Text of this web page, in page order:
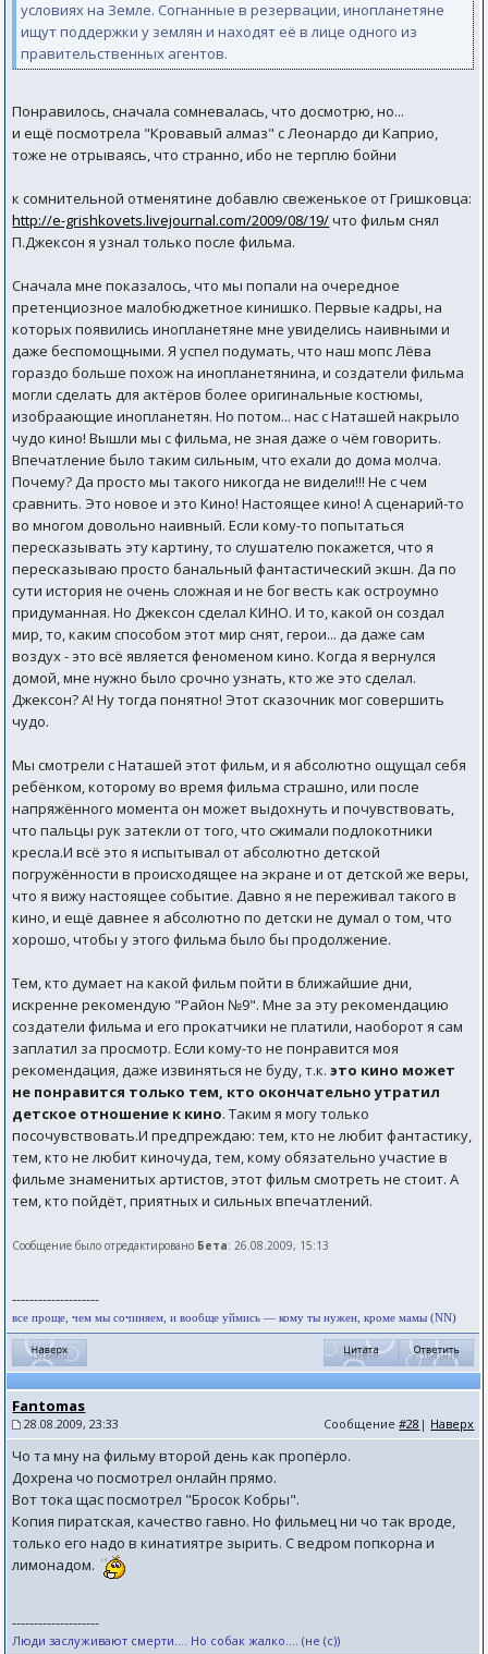
условиях на Земле. Согнанные в резервации, инопланетяне
ищут поддержки у землян и находят её в лице одного из
правительственных агентов.
Понравилось, сначала сомневалась, что досмотрю, но...
и ещё посмотрела "Кровавый алмаз" с Леонардо ди Каприо,
тоже не отрываясь, что странно, ибо не терплю бойни
к сомнительной отменятине добавлю свеженькое от Гришковца:
http://e-grishkovets.livejournal.com/2009/08/19/что фильм снял
П.Джексон я узнал только после фильма.
Сначала мне показалось, что мы попали на очередное
претенциозное малобюджетное кинишко. Первые кадры, на
которых появились инопланетяне мне увиделись наивными и
даже беспомощными. Я успел подумать, что наш мопс Лёва
гораздо больше похож на инопланетянина, и создатели фильма
могли сделать для актёров более оригинальные костюмы,
изобраающие инопланетян. Но потом... нас с Наташей накрыло
чудо кино! Вышли мы с фильма, не зная даже о чём говорить.
Впечатление было таким сильным, что ехали до дома молча.
Почему? Да просто мы такого никогда не видели!!! Не с чем
сравнить. Это новое и это Кино! Настоящее кино! А сценарий-то
во многом довольно наивный. Если кому-то попытаться
пересказывать эту картину, то слушателю покажется, что я
пересказываю просто банальный фантастический экшн. Да по
сути история не очень сложная и не бог весть как остроумно
придуманная. Но Джексон сделал КИНО. И то, какой он создал
мир, то, каким способом этот мир снят, герои... да даже сам
воздух - это всё является феноменом кино. Когда я вернулся
домой, мне нужно было срочно узнать, кто же это сделал.
Джексон? А! Ну тогда понятно! Этот сказочник мог совершить
чудо.
Мы смотрели с Наташей этот фильм, и я абсолютно ощущал себя
ребёнком, которому во время фильма страшно, или после
напряжённого момента он может выдохнуть и почувствовать,
что пальцы рук затекли от того, что сжимали подлокотники
кресла.И всё это я испытывал от абсолютно детской
погружённости в происходящее на экране и от детской же веры,
что я вижу настоящее событие. Давно я не переживал такого в
кино, и ещё давнее я абсолютно по детски не думал о том, что
хорошо, чтобы у этого фильма было бы продолжение.
Тем, кто думает на какой фильм пойти в ближайшие дни,
искренне рекомендую "Район №9". Мне за эту рекомендацию
создатели фильма и его прокатчики не платили, наоборот я сам
заплатил за просмотр. Если кому-то не понравится моя
рекомендация, даже извиняться не буду, т.к.это кино может
не понравится только тем, кто окончательно утратил
детское отношение к кино. Таким я могу только
посочувствовать.И предпреждаю: тем, кто не любит фантастику,
тем, кто не любит киночуда, тем, кому обязательно участие в
фильме знаменитых артистов, этот фильм смотреть не стоит. А
тем, кто пойдёт, приятных и сильных впечатлений.
Сообщение было отредактировано Бета: 26.08.2009, 15:13
--------------------
все проще, чем мы сочиняем, и вообще уймись — кому ты нужен, кроме мамы (NN)
Fantomas
28.08.2009, 23:33 Сообщение#28 | Наверх
Чо та мну на фильму второй день как пропёрло.
Дохрена чо посмотрел онлайн прямо.
Вот тока щас посмотрел "Бросок Кобры".
Копия пиратская, качество гавно. Но фильмец ни чо так вроде,
только его надо в кинатиятре зырить. С ведром попкорна и
лимонадом.
--------------------
Люди заслуживают смерти.... Но собак жалко.... (не (с))